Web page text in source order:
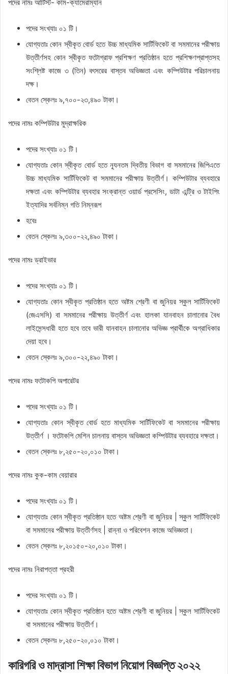
পদের নামঃ আর্টিস্ট- কাম-ক্যামেরাম্যান
পদের সংখ্যাঃ ০১ টি।
যোগ্যতাঃ কোন স্বীকৃত বোর্ড হতে উচ্চ মাধ্যমিক সার্টিফিকেট বা সমমানের পরীক্ষায়
উত্তীর্ণসহ কোন স্বীকৃত ফটোগ্রাফ প্রশিক্ষণ প্রতিষ্ঠান হতে প্রশিক্ষণপ্রাপ্তসহ
সংশ্লিষ্ট কাজে ৩ (তিন) বৎসরের বাস্তব অভিজ্ঞতা এবং কম্পিউটার পরিচালনায়
দক্ষ।
বেতন স্কেলঃ ৯,৭০০-২৩,৪৯০ টাকা।
পদের নামঃ কম্পিউটার মুদ্রাক্ষরিক
পদের সংখ্যাঃ ০১ টি।
যোগ্যতাঃ কোন স্বীকৃত বোর্ড হতে ন্যূনতম দ্বিতীয় বিভাগ বা সমমানের জিপিএতে
উচ্চ মাধ্যমিক সার্টিফিকেট বা সমমানের পরীক্ষায় উত্তীর্ণ। কম্পিউটার ব্যবহারে
দক্ষতা এবং কম্পিউটার ব্যবহার সংক্রান্ত ওয়ার্ড প্রসেসিং, ডাটা এন্ট্রি ও টাইপিং
ইত্যাদির সর্বনিম্ন গতি নিম্নরূপ
হবেঃ
বেতন স্কেলঃ ৯,৩০০-২২,৪৯০ টাকা।
পদের নামঃ ড্রাইভার
পদের সংখ্যাঃ ০১ টি।
যোগ্যতাঃ কোন স্বীকৃত প্রতিষ্ঠান হতে অষ্টম শ্রেণী বা জুনিয়র স্কুল সার্টিফিকেট
(জেএসসি) বা সমমানের পরীক্ষায় উত্তীর্ণ এবং হালকা যানবাহন চালানোর বৈধ
লাইসেন্সধারী হতে হবে তবে ভারী যানবাহন চালানোর অভিজ্ঞ প্রার্থীকে অগ্রাধিকার
দেয়া হবে।
বেতন স্কেলঃ ৯,৩০০-২২,৪৯০ টাকা।
পদের নামঃ ফটোকপি অপারেটর
পদের সংখ্যাঃ ০১ টি।
যোগ্যতাঃ কোন স্বীকৃত বোর্ড হতে মাধ্যমিক সার্টিফিকেট বা সমমানের পরীক্ষায়
উত্তীর্ণ । ফটোকপি মেশিন চালনায় বাস্তব অভিজ্ঞতা কম্পিউটার ব্যবহারে দক্ষতা।
বেতন স্কেলঃ ৮,২৫০-২০,০১০ টাকা।
পদের নামঃ কুক-কাম বেয়ারার
পদের সংখ্যাঃ ০১ টি।
যোগ্যতাঃ কোন স্বীকৃত প্রতিষ্ঠান হতে অষ্টম শ্রেণী বা জুনিয়র | স্কুল সার্টিফিকেট
বা সমমানের পরীক্ষায় উত্তীর্ণসহ | রান্না ও পরিবেশন কাজে অভিজ্ঞতা।
বেতন স্কেলঃ ৮,২০১৫০-২০,০১০ টাকা।
পদের নামঃ নিরাপত্তা প্রহরী
পদের সংখ্যাঃ ০১ টি।
যোগ্যতাঃ কোন স্বীকৃত প্রতিষ্ঠান হতে অষ্টম শ্রেণী বা জুনিয়র | স্কুল সার্টিফিকেট
বা সমমানের পরীক্ষায় উত্তীর্ণ।
বেতন স্কেলঃ ৮,২৫০-২০,০১০ টাকা।
কারিগরি ও মাদ্রাসা শিক্ষা বিভাগ নিয়োগ বিজ্ঞপ্তি ২০২২